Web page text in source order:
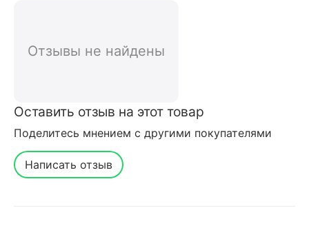
покупателей нашего интернет-
магазина
Отзывы не найдены
Оставить отзыв на этот товар
Поделитесь мнением с другими покупателями
Написать отзыв